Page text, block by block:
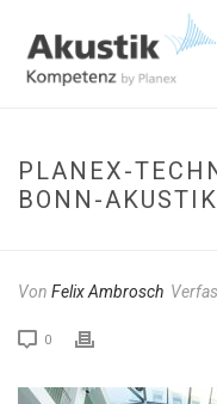
PLANEX-
BONN-
Von Felix Ambrosch
0